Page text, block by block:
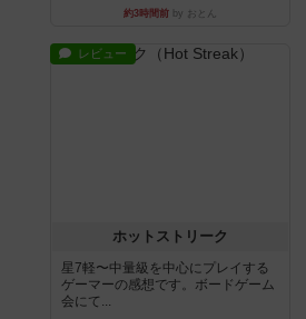
約3時間前 by おとん
レビュー
ホットストリーク
星7軽〜中量級を中心にプレイする
ゲーマーの感想です。ボードゲーム
会にて...